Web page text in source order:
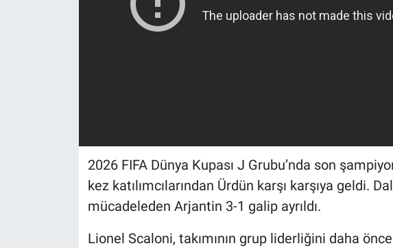
2026 FIFA Dünya Kupası J Grubu’nda son
kez katılımcılarından Ürdün karşı karşıya geldi.
mücadeleden Arjantin 3-1 galip ayrıldı.
Lionel Scaloni, takımının grup liderliğini daha